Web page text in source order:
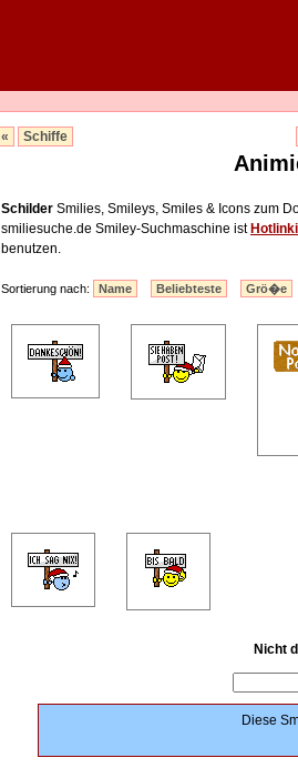
« Schiffe
Schilder Smilies, Smileys, Smiles & Icons zum
smiliesuche.de Smiley-Suchmaschine ist
benutzen.
Sortierung nach: Name Beliebteste Grö�e
Nicht
Diese